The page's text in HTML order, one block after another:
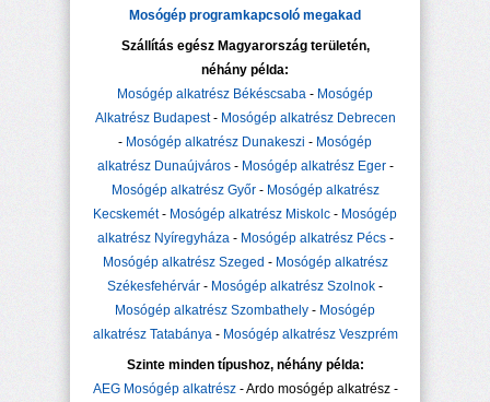
Mosógép programkapcsoló megakad
Szállítás egész Magyarország területén,
néhány példa:
Mosógép alkatrész Békéscsaba - Mosógép
Alkatrész Budapest- Mosógép alkatrész Debrecen
- Mosógép alkatrész Dunakeszi - Mosógép
alkatrész Dunaújváros- Mosógép alkatrész Eger-
Mosógép alkatrész Győr- Mosógép alkatrész
Kecskemét- Mosógép alkatrész Miskolc - Mosógép
alkatrész Nyíregyháza- Mosógép alkatrész Pécs-
Mosógép alkatrész Szeged - Mosógép alkatrész
Székesfehérvár - Mosógép alkatrész Szolnok -
Mosógép alkatrész Szombathely - Mosógép
alkatrész Tatabánya- Mosógép alkatrész Veszprém
Szinte minden típushoz, néhány példa:
AEG Mosógép alkatrész- Ardo mosógép alkatrész -